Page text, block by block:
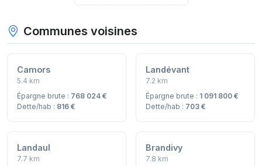
Communes voisines
Camors
5.4 km
Épargne brute : 768 024 €
Dette/hab : 816 €
Landévant
7.2 km
Épargne brute : 1 091 800 €
Dette/hab : 703 €
Landaul
7.7 km
Brandivy
7.8 km